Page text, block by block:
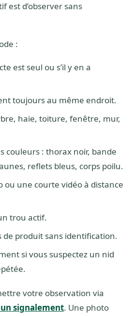
est d’observer sans
:
est seul ou s’il y en a
toujours au même endroit.
haie, toiture, fenêtre, mur,
couleurs : thorax noir, bande
reflets bleus, corps poilu.
ou une courte vidéo à distance
trou actif.
de produit sans identification.
si vous suspectez un nid
votre observation via
signalement. Une photo